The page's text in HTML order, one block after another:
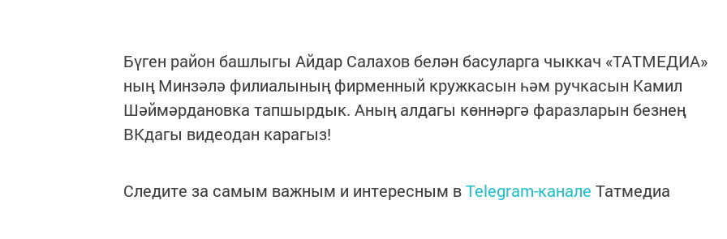
Бүген район башлыгы Айдар Салахов белән басуларга чыккач «ТАТМЕДИА»
ның Минзәлә филиалының фирменный кружкасын һәм ручкасын Камил
Шәймәрдановка тапшырдык. Аның алдагы көннәргә фаразларын безнең
ВКдагы видеодан карагыз!
Следите за самым важным и интересным вTelegram-канале Татмедиа